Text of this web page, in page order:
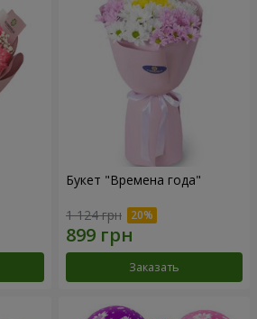
Букет "Времена года"
1 124 грн
Заказать